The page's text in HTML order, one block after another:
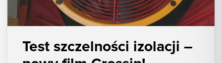
Test szczelności izolacji –